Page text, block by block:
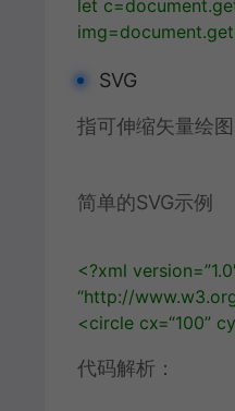
let c=document.
img=document.
SVG
指可伸缩矢量绘
简单的SVG示例
<?xml
“http://
<circle cx=“100”
代码解析：